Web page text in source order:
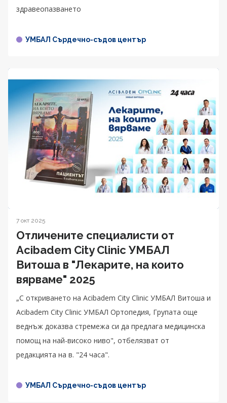
здравеопазването
УМБАЛ Сърдечно-съдов център
7 окт 2025
Отличените специалисти от
Acibadem City Clinic УМБАЛ
Витоша в "Лекарите, на които
вярваме" 2025
„С откриването на Acibadem City Clinic УМБАЛ Витоша и
Acibadem City Clinic УМБАЛ Ортопедия, Групата още
веднъж доказва стремежа си да предлага медицинска
помощ на най-високо ниво", отбелязват от
редакцията на в. "24 часа".
УМБАЛ Сърдечно-съдов център